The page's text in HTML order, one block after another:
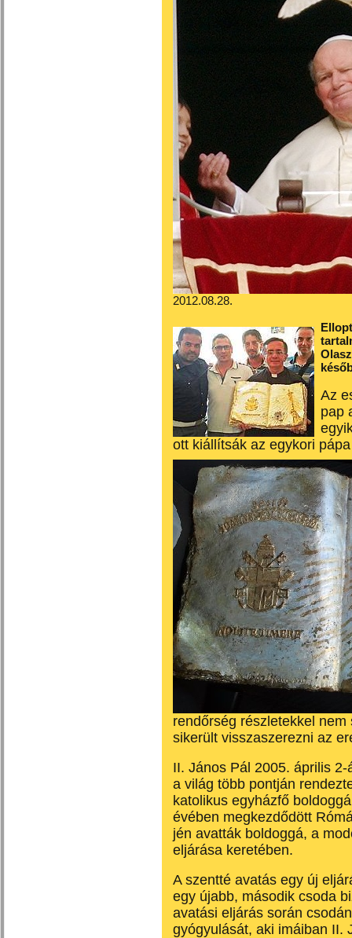
2012.08.28.
Az
pap
ott kiállítsák az egykori
rendőrség részletekkel
sikerült visszaszerezni az
II. János Pál 2005. április
a világ több pontján
katolikus egyházfő
évében megkezdődött
jén avatták boldoggá, a
eljárása keretében.
A szentté avatás egy új
egy újabb, második csoda
avatási eljárás során
gyógyulását, aki imáiban II.